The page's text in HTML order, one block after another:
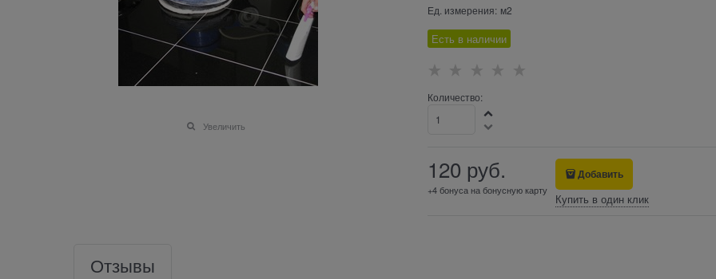
Увеличить
Ед. измерения: м2
Есть в наличии
Количество:
120 руб.
+4 бонуса на бонусную карту
Добавить
Купить в один клик
Отзывы